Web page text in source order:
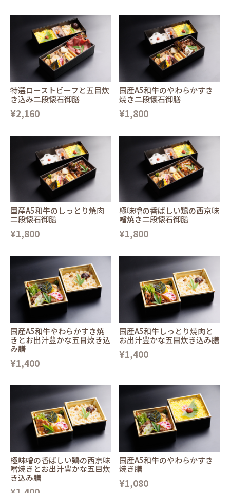
特選ローストビーフと五目炊
き込み二段懐石御膳
¥2,160
国産A5和牛のやわらかすき
焼き二段懐石御膳
¥1,800
国産A5和牛のしっとり焼肉
二段懐石御膳
¥1,800
極味噌の香ばしい鶏の西京味
噌焼き二段懐石御膳
¥1,800
国産A5和牛やわらかすき焼
きとお出汁豊かな五目炊き込
み膳
¥1,400
国産A5和牛しっとり焼肉と
お出汁豊かな五目炊き込み膳
¥1,400
極味噌の香ばしい鶏の西京味
噌焼きとお出汁豊かな五目炊
き込み膳
国産A5和牛のやわらかすき
焼き膳
¥1,080